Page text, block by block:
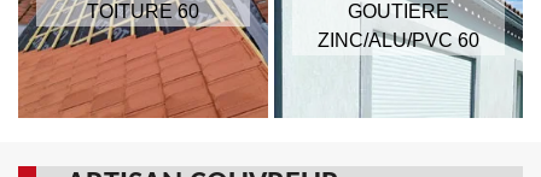
TOITURE 60
GOUTIERE
ZINC/ALU/PVC 60